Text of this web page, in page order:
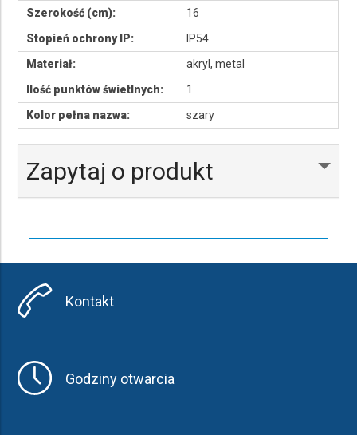
Szerokość (cm):
16
Stopień ochrony IP:
IP54
Materiał:
akryl, metal
Ilość punktów świetlnych:
1
Kolor pełna nazwa:
szary
Zapytaj o produkt
Kontakt
Godziny otwarcia